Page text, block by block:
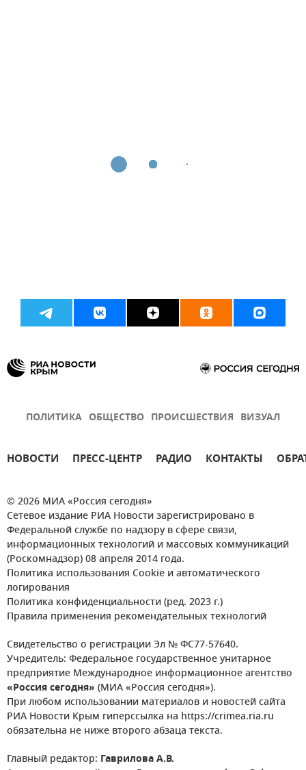
ПОЛИТИКА ОБЩЕСТВО ПРОИСШЕСТВИЯ ВИЗУАЛ
НОВОСТИ ПРЕСС-ЦЕНТР РАДИО КОНТАКТЫ
© 2026 МИА «Россия сегодня»
Сетевое издание РИА Новости зарегистрировано в
Федеральной службе по надзору в сфере связи,
информационных технологий и массовых коммуникаций
(Роскомнадзор) 08 апреля 2014 года.
Политика использования Cookie и автоматического
логирования
Политика конфиденциальности (ред. 2023 г.)
Правила применения рекомендательных технологий
Свидетельство о регистрации Эл № ФС77-57640.
Учредитель: Федеральное государственное унитарное
предприятие Международное информационное агентство
«Россия сегодня» (МИА «Россия сегодня»).
При любом использовании материалов и новостей сайта
РИА Новости Крым гиперссылка на https://crimea.ria.ru
обязательна не ниже второго абзаца текста.
Главный редактор: Гаврилова А.В.